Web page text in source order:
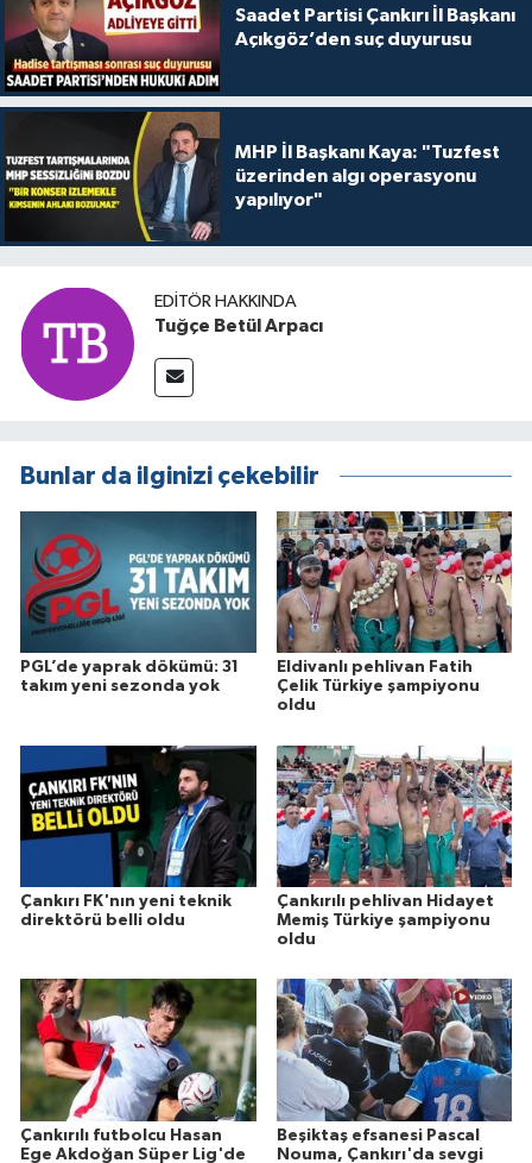
Saadet Partisi Çankırı İl Başkanı
Açıkgöz’den suç duyurusu
MHP İl Başkanı Kaya: "Tuzfest
üzerinden algı operasyonu
yapılıyor"
EDITÖR HAKKINDA
Tuğçe Betül Arpacı
Bunlar da ilginizi çekebilir
PGL’de yaprak dökümü: 31
takım yeni sezonda yok
Eldivanlı pehlivan Fatih
Çelik Türkiye şampiyonu
oldu
Çankırı FK'nın yeni teknik
direktörü belli oldu
Çankırılı pehlivan Hidayet
Memiş Türkiye şampiyonu
oldu
Çankırılı futbolcu Hasan
Ege Akdoğan Süper Lig'de
Beşiktaş efsanesi Pascal
Nouma, Çankırı'da sevgi